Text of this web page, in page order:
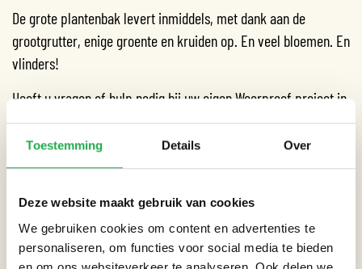
Toestemming Details Over
Deze website maakt gebruik van cookies
We gebruiken cookies om content en advertenties te
personaliseren, om functies voor social media te bieden
De grote plantenbak levert inmiddels, met dank aan de
grootgrutter, enige groente en kruiden op. En veel bloemen. En
vlinders!
Heeft u vragen of hulp nodig bij uw eigen Weerproof project in
onze buurt? Neem gerust contact op.
Dit project kreeg zelfs aandacht van het TV-programma
Locatie: Recht Boomssloot, Amsterdam.